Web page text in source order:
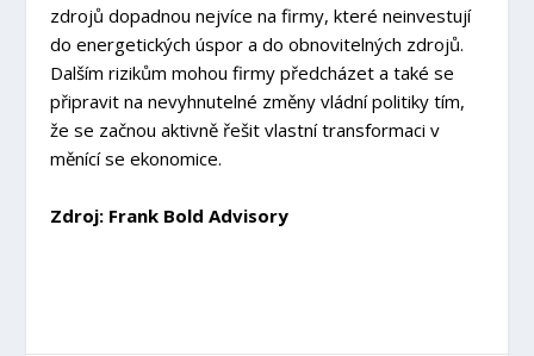
zdrojů dopadnou nejvíce na firmy, které neinvestují
do energetických úspor a do obnovitelných zdrojů.
Dalším rizikům mohou firmy předcházet a také se
připravit na nevyhnutelné změny vládní politiky tím,
že se začnou aktivně řešit vlastní transformaci v
měnící se ekonomice.
Zdroj: Frank Bold Advisory